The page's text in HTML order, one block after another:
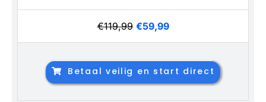
€119,99 €59,99
Betaal veilig en start direct